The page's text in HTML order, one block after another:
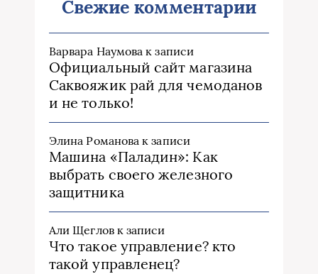
Свежие комментарии
Варвара Наумова к записи
Официальный сайт магазина
Саквояжик рай для чемоданов
и не только!
Элина Романова к записи
Машина «Паладин»: Как
выбрать своего железного
защитника
Али Щегловк записи
Что такое управление? кто
такой управленец?